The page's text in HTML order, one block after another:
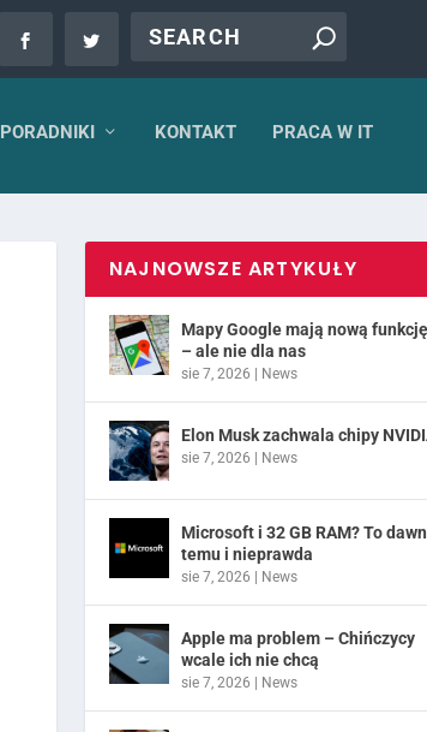
PORADNIKI KONTAKT PRACA W IT
NAJNOWSZE ARTYKUŁY
Mapy Google mają nową funkcję
– ale nie dla nas
sie 7, 2026 | News
Elon Musk zachwala chipy
sie 7, 2026 | News
Microsoft i 32 GB RAM? To
temu i nieprawda
sie 7, 2026 | News
Apple ma problem – Chińczycy
wcale ich nie chcą
sie 7, 2026 | News